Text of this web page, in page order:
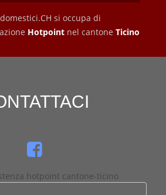
si occupa di
Hotpoint nel cantone Ticino
hotpoint cantone-ticino